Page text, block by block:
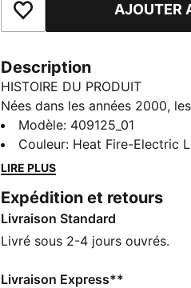
Ajouter aux favorisAJOUTER
Description
HISTOIRE DU PRODUIT
Nées dans les années 2000,
Homura OG+ apportent une
ton look. Mesh respirant,
translucides : elles s’inscrivent
un confort moelleux.
CARACTÉRISTIQUES +
Semelle SOFTFOAM+ avec un
DÉTAILS
Modèle: 409125_01
Couleur: Heat Fire-Electric
LIRE PLUS
Expédition et retours
Livraison Standard
Livré sous 2-4 jours ouvrés.
Livraison Express**